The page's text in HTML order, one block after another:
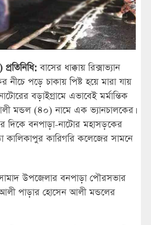
বাসের ধাক্কায় রিক্সাভ্যান
নীচে পড়ে চাকায় পিষ্ট হয়ে মারা যায়
বড়াইগ্রামে এভাবেই মর্মান্তিক
মন্ডল (৪০) নামে এক ভ্যানচালকের।
দিকে বনপাড়া-নাটোর মহাসড়কের
কালিকাপুর কারিগরি কলেজের সামনে
উপজেলার বনপাড়া পৌরসভার
পাড়ার হোসেন আলী মন্ডলের